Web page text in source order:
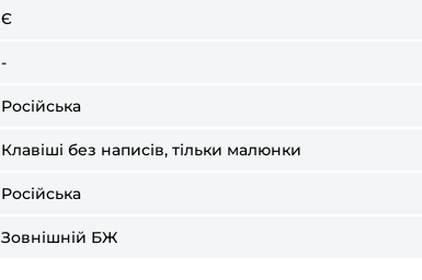
Є
-
Російська
Клавіші без написів, тільки малюнки
Російська
Зовнішній БЖ